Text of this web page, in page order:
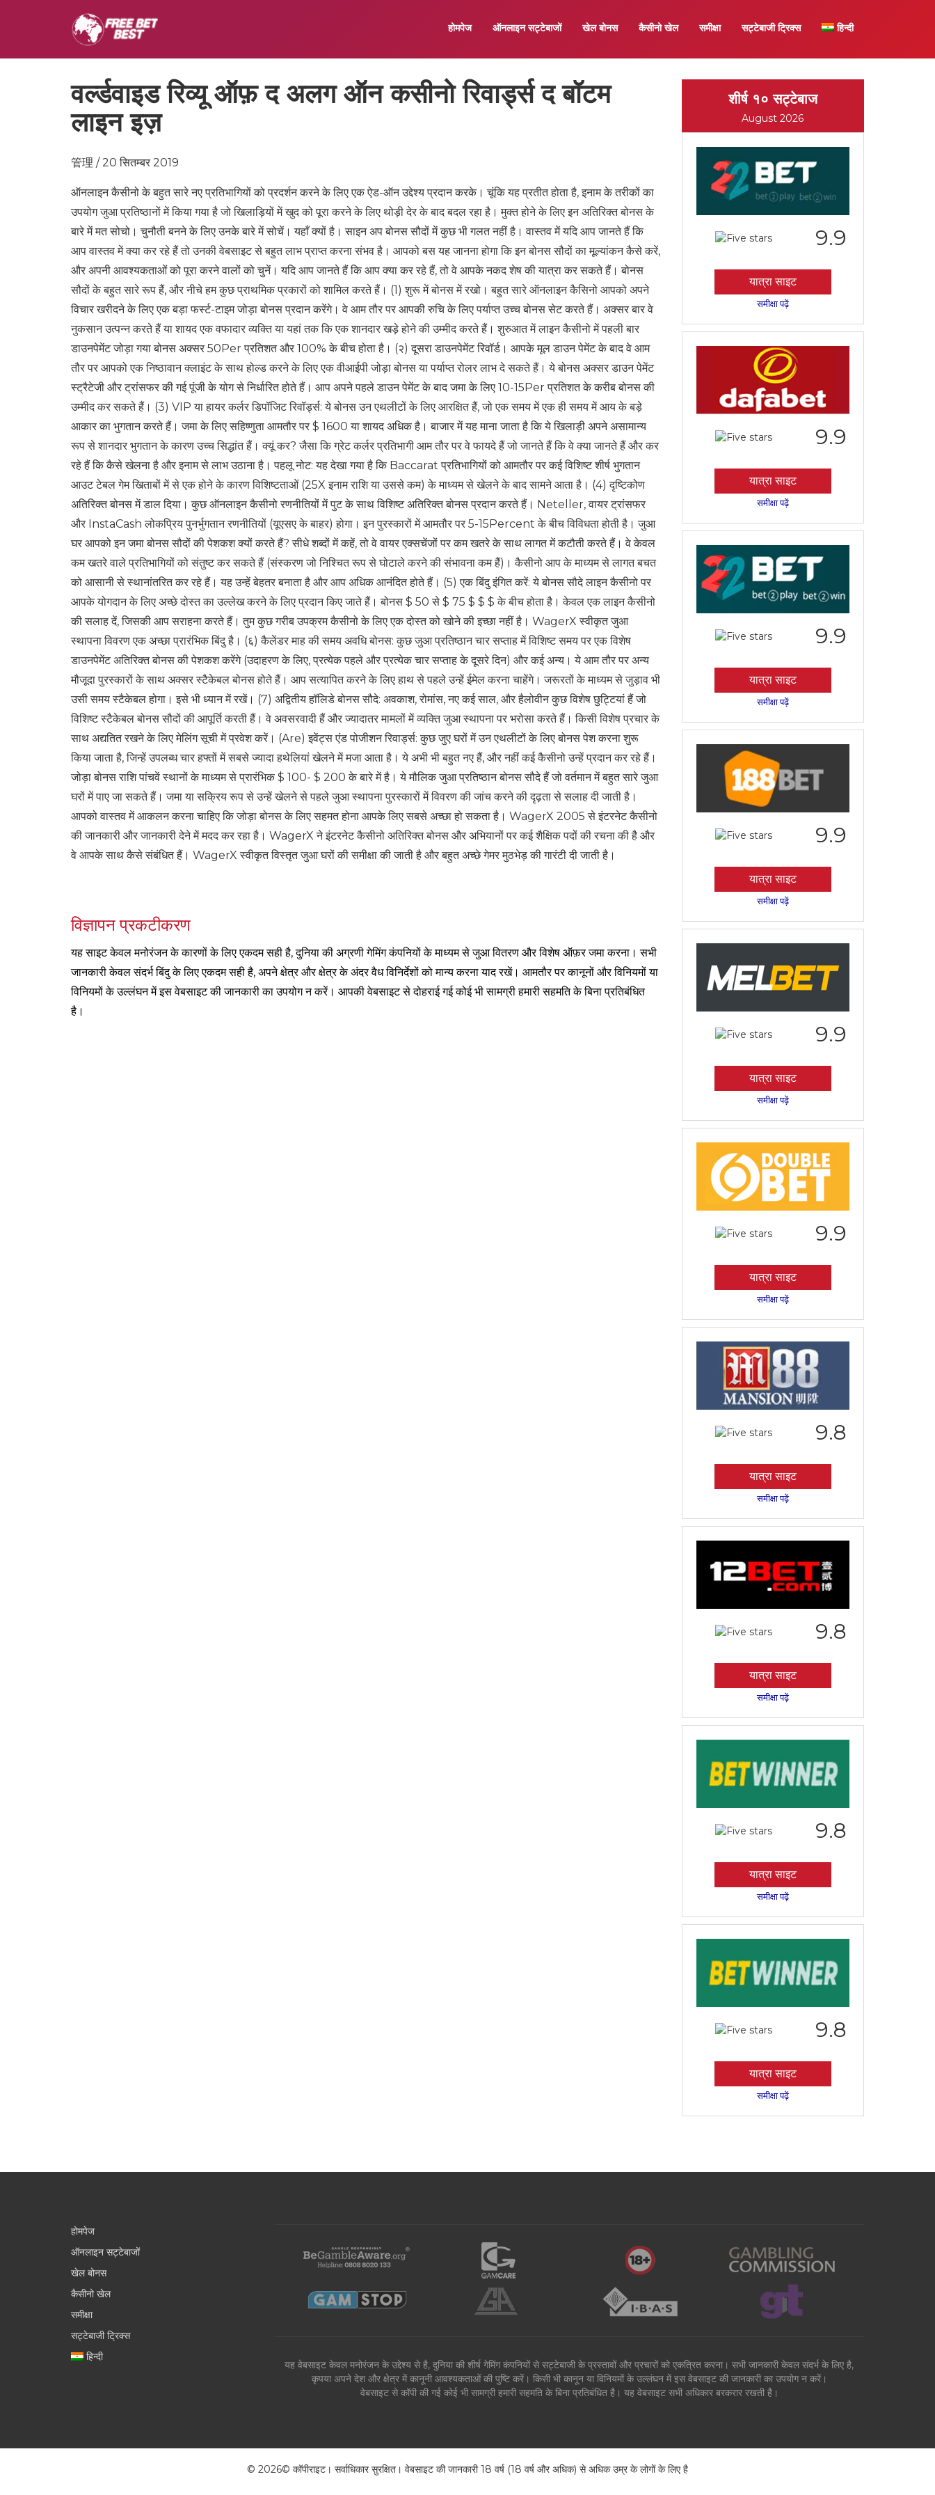
होमपेज ऑनलाइन सट्टेबाजों खेल बोनस कैसीनो खेल समीक्षा सट्टेबाजी ट्रिक्स हिन्दी
वर्ल्डवाइड रिव्यू ऑफ़ द अलग ऑन कसीनो रिवार्ड्स द बॉटम
लाइन इज़
管理 / 20 सितम्बर 2019
ऑनलाइन कैसीनो के बहुत सारे नए प्रतिभागियों को प्रदर्शन करने के लिए एक ऐड-ऑन उद्देश्य प्रदान करके। चूंकि यह प्रतीत होता है, इनाम के तरीकों का
उपयोग जुआ प्रतिष्ठानों में किया गया है जो खिलाड़ियों में खुद को पूरा करने के लिए थोड़ी देर के बाद बदल रहा है। मुक्त होने के लिए इन अतिरिक्त बोनस के
बारे में मत सोचो। चुनौती बनने के लिए उनके बारे में सोचें। यहाँ क्यों है। साइन अप बोनस सौदों में कुछ भी गलत नहीं है। वास्तव में यदि आप जानते हैं कि
आप वास्तव में क्या कर रहे हैं तो उनकी वेबसाइट से बहुत लाभ प्राप्त करना संभव है। आपको बस यह जानना होगा कि इन बोनस सौदों का मूल्यांकन कैसे करें,
और अपनी आवश्यकताओं को पूरा करने वालों को चुनें। यदि आप जानते हैं कि आप क्या कर रहे हैं, तो वे आपके नकद शेष की यात्रा कर सकते हैं। बोनस
सौदों के बहुत सारे रूप हैं, और नीचे हम कुछ प्राथमिक प्रकारों को शामिल करते हैं। (1) शुरू में बोनस में रखो। बहुत सारे ऑनलाइन कैसिनो आपको अपने
विचार खरीदने के लिए एक बड़ा फर्स्ट-टाइम जोड़ा बोनस प्रदान करेंगे। वे आम तौर पर आपकी रुचि के लिए पर्याप्त उच्च बोनस सेट करते हैं। अक्सर बार वे
नुकसान उत्पन्न करते हैं या शायद एक वफादार व्यक्ति या यहां तक ​​कि एक शानदार खड़े होने की उम्मीद करते हैं। शुरुआत में लाइन कैसीनो में पहली बार
डाउनपेमेंट जोड़ा गया बोनस अक्सर 50Per प्रतिशत और 100% के बीच होता है। (२) दूसरा डाउनपेमेंट रिवॉर्ड। आपके मूल डाउन पेमेंट के बाद वे आम
तौर पर आपको एक निष्ठावान क्लाइंट के साथ होल्ड करने के लिए एक वीआईपी जोड़ा बोनस या पर्याप्त रोलर लाभ दे सकते हैं। ये बोनस अक्सर डाउन पेमेंट
स्ट्रैटेजी और ट्रांसफर की गई पूंजी के योग से निर्धारित होते हैं। आप अपने पहले डाउन पेमेंट के बाद जमा के लिए 10-15Per प्रतिशत के करीब बोनस की
उम्मीद कर सकते हैं। (3) VIP या हायर कर्लर डिपॉजिट रिवॉर्ड्स: ये बोनस उन एथलीटों के लिए आरक्षित हैं, जो एक समय में एक ही समय में आय के बड़े
आकार का भुगतान करते हैं। जमा के लिए सहिष्णुता आमतौर पर $ 1600 या शायद अधिक है। बाजार में यह माना जाता है कि ये खिलाड़ी अपने असामान्य
रूप से शानदार भुगतान के कारण उच्च सिद्धांत हैं। क्यूं कर? जैसा कि ग्रेट कर्लर प्रतिभागी आम तौर पर वे फायदे हैं जो जानते हैं कि वे क्या जानते हैं और कर
रहे हैं कि कैसे खेलना है और इनाम से लाभ उठाना है। पहलू नोट: यह देखा गया है कि Baccarat प्रतिभागियों को आमतौर पर कई विशिष्ट शीर्ष भुगतान
आउट टेबल गेम खिताबों में से एक होने के कारण विशिष्टताओं (25X इनाम राशि या उससे कम) के माध्यम से खेलने के बाद सामने आता है। (4) दृष्टिकोण
अतिरिक्त बोनस में डाल दिया। कुछ ऑनलाइन कैसीनो रणनीतियों में पुट के साथ विशिष्ट अतिरिक्त बोनस प्रदान करते हैं। Neteller, वायर ट्रांसफर
और InstaCash लोकप्रिय पुनर्भुगतान रणनीतियों (यूएसए के बाहर) होगा। इन पुरस्कारों में आमतौर पर 5-15Percent के बीच विविधता होती है। जुआ
घर आपको इन जमा बोनस सौदों की पेशकश क्यों करते हैं? सीधे शब्दों में कहें, तो वे वायर एक्सचेंजों पर कम खतरे के साथ लागत में कटौती करते हैं। वे केवल
कम खतरे वाले प्रतिभागियों को संतुष्ट कर सकते हैं (संस्करण जो निश्चित रूप से घोटाले करने की संभावना कम हैं)। कैसीनो आप के माध्यम से लागत बचत
को आसानी से स्थानांतरित कर रहे हैं। यह उन्हें बेहतर बनाता है और आप अधिक आनंदित होते हैं। (5) एक बिंदु इंगित करें: ये बोनस सौदे लाइन कैसीनो पर
आपके योगदान के लिए अच्छे दोस्त का उल्लेख करने के लिए प्रदान किए जाते हैं। बोनस $ 50 से $ 75 $ $ $ के बीच होता है। केवल एक लाइन कैसीनो
की सलाह दें, जिसकी आप सराहना करते हैं। तुम कुछ गरीब उपक्रम कैसीनो के लिए एक दोस्त को खोने की इच्छा नहीं है। WagerX स्वीकृत जुआ
स्थापना विवरण एक अच्छा प्रारंभिक बिंदु है। (६) कैलेंडर माह की समय अवधि बोनस: कुछ जुआ प्रतिष्ठान चार सप्ताह में विशिष्ट समय पर एक विशेष
डाउनपेमेंट अतिरिक्त बोनस की पेशकश करेंगे (उदाहरण के लिए, प्रत्येक पहले और प्रत्येक चार सप्ताह के दूसरे दिन) और कई अन्य। ये आम तौर पर अन्य
मौजूदा पुरस्कारों के साथ अक्सर स्टैकेबल बोनस होते हैं। आप सत्यापित करने के लिए हाथ से पहले उन्हें ईमेल करना चाहेंगे। जरूरतों के माध्यम से जुड़ाव भी
उसी समय स्टैकेबल होगा। इसे भी ध्यान में रखें। (7) अद्वितीय हॉलिडे बोनस सौदे: अवकाश, रोमांस, नए कई साल, और हैलोवीन कुछ विशेष छुट्टियां हैं जो
विशिष्ट स्टैकेबल बोनस सौदों की आपूर्ति करती हैं। वे अवसरवादी हैं और ज्यादातर मामलों में व्यक्ति जुआ स्थापना पर भरोसा करते हैं। किसी विशेष प्रचार के
साथ अद्यतित रखने के लिए मेलिंग सूची में प्रवेश करें। (Are) इवेंट्स एंड पोजीशन रिवार्ड्स: कुछ जुए घरों में उन एथलीटों के लिए बोनस पेश करना शुरू
किया जाता है, जिन्हें उपलब्ध चार हफ्तों में सबसे ज्यादा हथेलियां खेलने में मजा आता है। ये अभी भी बहुत नए हैं, और नहीं कई कैसीनो उन्हें प्रदान कर रहे हैं।
जोड़ा बोनस राशि पांचवें स्थानों के माध्यम से प्रारंभिक $ 100- $ 200 के बारे में है। ये मौलिक जुआ प्रतिष्ठान बोनस सौदे हैं जो वर्तमान में बहुत सारे जुआ
घरों में पाए जा सकते हैं। जमा या सक्रिय रूप से उन्हें खेलने से पहले जुआ स्थापना पुरस्कारों में विवरण की जांच करने की दृढ़ता से सलाह दी जाती है।
आपको वास्तव में आकलन करना चाहिए कि जोड़ा बोनस के लिए सहमत होना आपके लिए सबसे अच्छा हो सकता है। WagerX 2005 से इंटरनेट कैसीनो
की जानकारी और जानकारी देने में मदद कर रहा है। WagerX ने इंटरनेट कैसीनो अतिरिक्त बोनस और अभियानों पर कई शैक्षिक पदों की रचना की है और
वे आपके साथ कैसे संबंधित हैं। WagerX स्वीकृत विस्तृत जुआ घरों की समीक्षा की जाती है और बहुत अच्छे गेमर मुठभेड़ की गारंटी दी जाती है।
विज्ञापन प्रकटीकरण
यह साइट केवल मनोरंजन के कारणों के लिए एकदम सही है, दुनिया की अग्रणी गेमिंग कंपनियों के माध्यम से जुआ वितरण और विशेष ऑफ़र जमा करना। सभी
जानकारी केवल संदर्भ बिंदु के लिए एकदम सही है, अपने क्षेत्र और क्षेत्र के अंदर वैध विनिर्देशों को मान्य करना याद रखें। आमतौर पर कानूनों और विनियमों या
विनियमों के उल्लंघन में इस वेबसाइट की जानकारी का उपयोग न करें। आपकी वेबसाइट से दोहराई गई कोई भी सामग्री हमारी सहमति के बिना प्रतिबंधित
है।
शीर्ष १० सट्टेबाज
August 2026
9.9
यात्रा साइट
समीक्षा पढ़ें
9.9
यात्रा साइट
समीक्षा पढ़ें
9.9
यात्रा साइट
समीक्षा पढ़ें
9.9
यात्रा साइट
समीक्षा पढ़ें
9.9
यात्रा साइट
समीक्षा पढ़ें
9.9
यात्रा साइट
समीक्षा पढ़ें
9.8
यात्रा साइट
समीक्षा पढ़ें
9.8
यात्रा साइट
समीक्षा पढ़ें
9.8
यात्रा साइट
समीक्षा पढ़ें
9.8
यात्रा साइट
समीक्षा पढ़ें
होमपेज
ऑनलाइन सट्टेबाजों
खेल बोनस
कैसीनो खेल
समीक्षा
सट्टेबाजी ट्रिक्स
हिन्दी
यह वेबसाइट केवल मनोरंजन के उद्देश्य से है, दुनिया की शीर्ष गेमिंग कंपनियों से सट्टेबाजी के प्रस्तावों और प्रचारों को एकत्रित करना। सभी जानकारी केवल संदर्भ के लिए है,
कृपया अपने देश और क्षेत्र में कानूनी आवश्यकताओं की पुष्टि करें। किसी भी कानून या विनियमों के उल्लंघन में इस वेबसाइट की जानकारी का उपयोग न करें।
वेबसाइट से कॉपी की गई कोई भी सामग्री हमारी सहमति के बिना प्रतिबंधित है। यह वेबसाइट सभी अधिकार बरकरार रखती है।
© 2026© कॉपीराइट। सर्वाधिकार सुरक्षित। वेबसाइट की जानकारी 18 वर्ष (18 वर्ष और अधिक) से अधिक उम्र के लोगों के लिए है